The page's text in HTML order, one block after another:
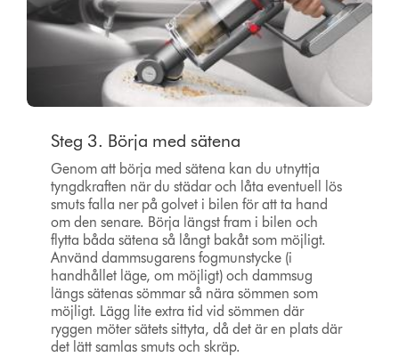
Steg 3. Börja med sätena
Genom att börja med sätena kan du utnyttja
tyngdkraften när du städar och låta eventuell lös
smuts falla ner på golvet i bilen för att ta hand
om den senare. Börja längst fram i bilen och
flytta båda sätena så långt bakåt som möjligt.
Använd dammsugarens fogmunstycke (i
handhållet läge, om möjligt) och dammsug
längs sätenas sömmar så nära sömmen som
möjligt. Lägg lite extra tid vid sömmen där
ryggen möter sätets sittyta, då det är en plats där
det lätt samlas smuts och skräp.